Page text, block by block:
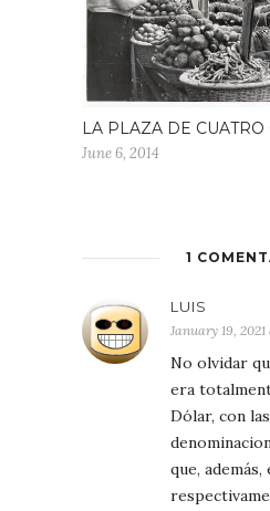
LA PLAZA DE CUATRO
June 6, 2014
1
LUIS
January 19,
No olvidar
era
Dólar, con
que, además,